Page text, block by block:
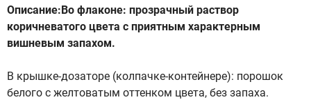
Описание:Во флаконе: прозрачный раствор
коричневатого цвета с приятным характерным
вишневым запахом.
В крышке-дозаторе (колпачке-контейнере): порошок
белого с желтоватым оттенком цвета, без запаха.